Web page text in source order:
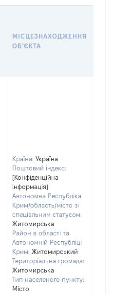
МІСЦЕЗНАХОДЖЕННЯ
ОБʼЄКТА
Країна: Україна
Поштовий індекс:
[Конфіденційна
інформація]
Автономна Республіка
Крим/область/місто зі
спеціальним статусом:
Житомирська
Район в області та
Автономній Республіці
Крим: Житомирський
Територіальна громада:
Житомирська
Тип населеного пункту:
Місто